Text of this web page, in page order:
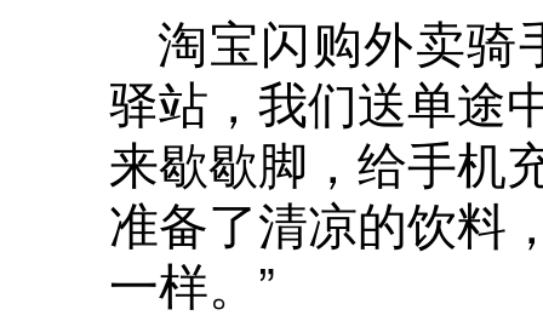
淘宝闪购外卖骑
驿站，我们送单途
来歇歇脚，给手机
准备了清凉的饮料
一样。”